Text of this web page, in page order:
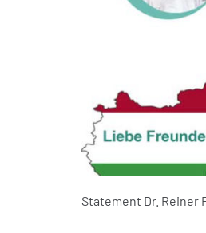
Statement Dr. Reiner